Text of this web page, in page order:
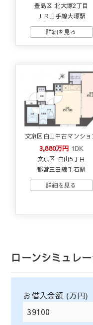
豊島区 北大塚2丁目
ＪＲ山手線大塚駅
文京区白山中古マンショ
3,880万円 1DK
文京区 白山5丁目
都営三田線千石駅
ローンシミュレ
お借入金額 (万円)